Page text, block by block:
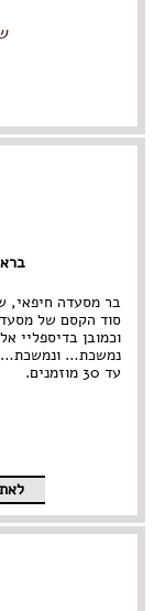
בר מסעדה חיפאי,
סוד הקסם של
וכמובן בדיספליי
נמשכת… ונמשכת…
עד 30 מוזמנים.